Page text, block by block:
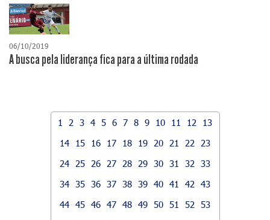
06/10/2019
A busca pela liderança fica para a última rodada
1 2 3 4 5 6 7 8 9 10 11 12
13
14
15 16 17 18 19 20 21 22
23
24
25 26 27 28 29 30 31 32
33
34 35 36 37 38 39 40 41 42
43
44 45 46 47 48 49 50 51 52
53